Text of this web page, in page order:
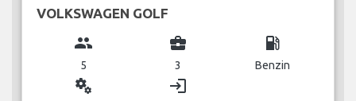
VOLKSWAGEN GOLF
group
5
business_center
3
local_gas_station
Benzin
miscellaneous_services login